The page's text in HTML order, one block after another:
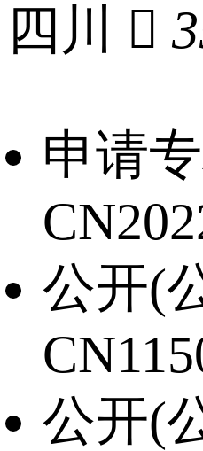
四川

申请
公开(
公开(